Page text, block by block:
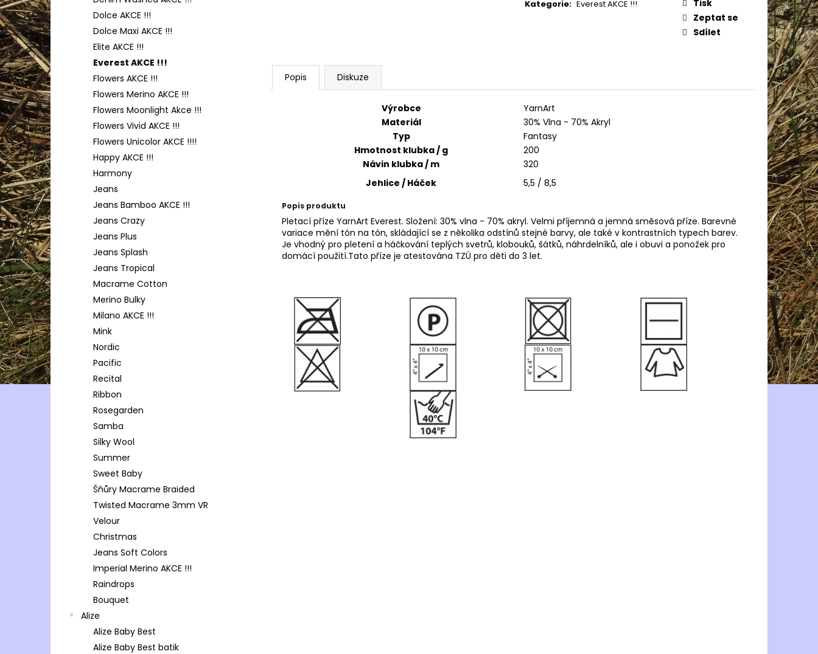
l
Dolce AKCE !!!
Dolce Maxi AKCE !!!
Elite AKCE !!!
Everest AKCE !!!
Flowers AKCE !!!
Flowers Merino AKCE !!!
Flowers Moonlight Akce !!!
Flowers Vivid AKCE !!!
Flowers Unicolor AKCE !!!!
Happy AKCE !!!
Harmony
Jeans
Jeans Bamboo AKCE !!!
Jeans Crazy
Jeans Plus
Jeans Splash
Jeans Tropical
Macrame Cotton
Merino Bulky
Milano AKCE !!!
Mink
Nordic
Pacific
Recital
Ribbon
Rosegarden
Samba
Silky Wool
Summer
Sweet Baby
Šňůry Macrame Braided
Twisted Macrame 3mm VR
Velour
Christmas
Jeans Soft Colors
Imperial Merino AKCE !!!
Raindrops
Bouquet
Alize
Alize Baby Best
Alize Baby Best batik
Kategorie: Everest AKCE !!!
Tisk
Zeptat se
Sdílet
Popis Diskuze
Výrobce
YarnArt
Materiál
30% Vlna - 70% Akryl
Typ
Fantasy
Hmotnost klubka / g
200
Návin klubka / m
320
Jehlice / Háček
5,5 / 8,5
Popis produktu
Pletací příze YarnArt Everest. Složení: 30% vlna - 70% akryl. Velmi příjemná a jemná směsová příze. Barevné
variace mění tón na tón, skládající se z několika odstínů stejné barvy, ale také v kontrastních typech barev.
Je vhodný pro pletení a háčkování teplých svetrů, klobouků, šátků, náhrdelníků, ale i obuvi a ponožek pro
domácí použití.Tato příze je atestována TZÚ pro děti do 3 let.
TULIP 4010
50 Kč
YARNART MACRAME COTTON 800